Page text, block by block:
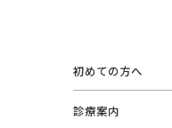
初めての方へ
診療案内